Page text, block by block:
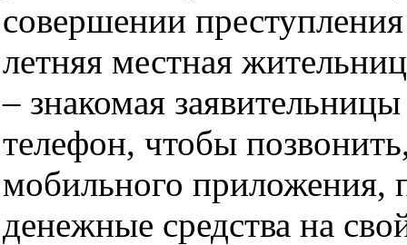
совершении
летняя местная
– знакомая
телефон, чтобы
мобильного приложения,
денежные средства на